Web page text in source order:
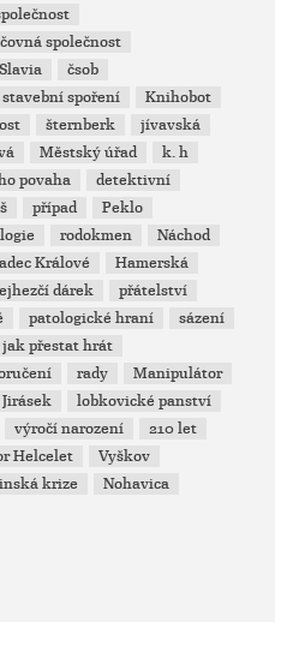
společnost
Slavia
čsob
stavební spoření
Knihobot
šternberk
jívavská
Městský úřad
k. h
povaha
detektivní
případ
Peklo
rodokmen
Náchod
Králové
Hamerská
dárek
přátelství
patologické hraní
sázení
jak přestat hrát
rady
Manipulátor
Jirásek
lobkovické panství
výročí narození
210 let
Helcelet
Vyškov
krize
Nohavica